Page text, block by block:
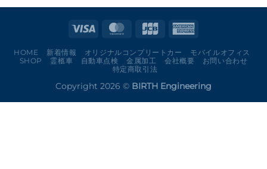
HOME 新着情報 オリジナルコンプリートカー
モバイルオフィス
SHOP
霊柩車 自動車点検 金属加工 会社概要
お問い合わせ
特定商取引法
Copyright 2026 © BIRTH Engineering